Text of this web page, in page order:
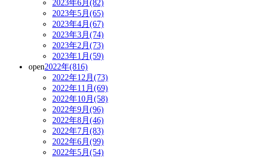
2023年6月(82)
2023年5月(65)
2023年4月(67)
2023年3月(74)
2023年2月(73)
2023年1月(59)
open2022年(816)
2022年12月(73)
2022年11月(69)
2022年10月(58)
2022年9月(96)
2022年8月(46)
2022年7月(83)
2022年6月(99)
2022年5月(54)